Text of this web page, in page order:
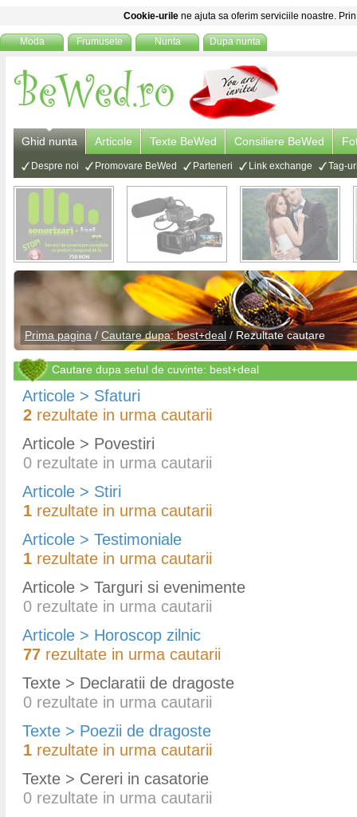
Cookie-urile ne ajuta sa oferim serviciile noastre.
Moda Frumusete Nunta Dupa nunta
Ghid nunta Articole Texte BeWed Consiliere BeWed
Despre noi Promovare BeWed Parteneri Link exchange Tag-
Prima pagina / Cautare dupa: best+deal / Rezultate cautare
Cautare dupa setul de cuvinte: best+deal
Articole > Sfaturi
2 rezultate in urma cautarii
Articole > Povestiri
0 rezultate in urma cautarii
Articole > Stiri
1 rezultate in urma cautarii
Articole > Testimoniale
1 rezultate in urma cautarii
Articole > Targuri si evenimente
0 rezultate in urma cautarii
Articole > Horoscop zilnic
77 rezultate in urma cautarii
Texte > Declaratii de dragoste
0 rezultate in urma cautarii
Texte > Poezii de dragoste
1 rezultate in urma cautarii
Texte > Cereri in casatorie
0 rezultate in urma cautarii